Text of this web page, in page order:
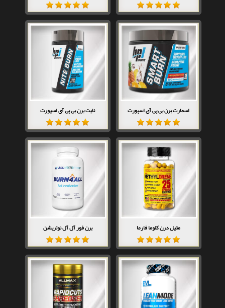
اسمارت برن بی پی آی اسپورت نایت برن بی پی آی اسپورت
متیل درن کلوما فارما برن فور آل آل نوتریشن